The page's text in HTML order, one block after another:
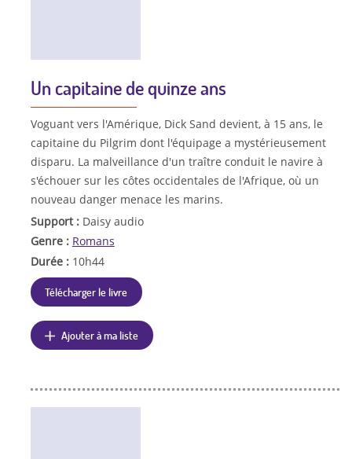
Un capitaine de quinze ans
Voguant vers l'Amérique, Dick Sand devient, à 15 ans, le
capitaine du Pilgrim dont l'équipage a mystérieusement
disparu. La malveillance d'un traître conduit le navire à
s'échouer sur les côtes occidentales de l'Afrique, où un
nouveau danger menace les marins.
Support : Daisy audio
Genre : Romans
Durée : 10h44
Télécharger le livre
Ajouter à ma liste